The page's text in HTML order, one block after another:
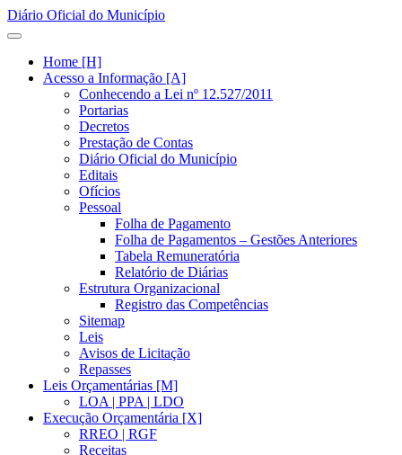
Diário Oficial do Município
Home [H]
Acesso a Informação [A]
Conhecendo a Lei nº 12.527/2011
Portarias
Decretos
Prestação de Contas
Diário Oficial do Município
Editais
Ofícios
Pessoal
Folha de Pagamento
Folha de Pagamentos – Gestões Anteriores
Tabela Remuneratória
Relatório de Diárias
Estrutura Organizacional
Registro das Competências
Sitemap
Leis
Avisos de Licitação
Repasses
Leis Orçamentárias [M]
LOA | PPA | LDO
Execução Orçamentária [X]
RREO | RGF
Receitas